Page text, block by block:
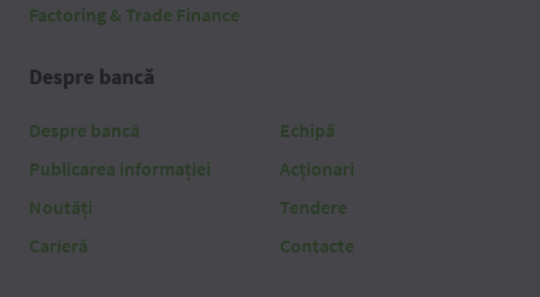
Factoring & Trade Finance
Despre bancă
Despre bancă
Publicarea informației
Noutăți
Carieră
Echipă
Acționari
Tendere
Contacte